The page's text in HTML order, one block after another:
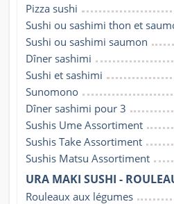
Pizza sushi
Sushi ou sashimi thon et
Sushi ou sashimi saumon
Dîner sashimi
Sushi et sashimi
Sunomono
Dîner sashimi pour 3
Sushis Ume Assortiment
Sushis Take Assortiment
Sushis Matsu Assortiment
URA MAKI SUSHI -
Rouleaux aux légumes